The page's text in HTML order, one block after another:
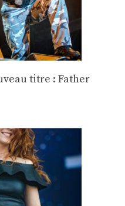
titre : Father